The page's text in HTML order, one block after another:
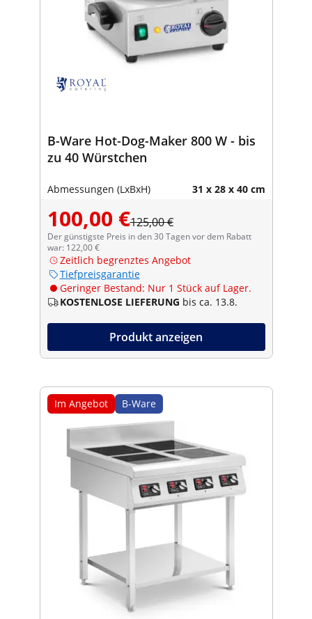
B-Ware Hot-Dog-Maker 800 W - bis
zu 40 Würstchen
Abmessungen (LxBxH) 31 x 28 x 40 cm
100,00 €125,00 €
Der günstigste Preis in den 30 Tagen vor dem Rabatt
war: 122,00 €
Zeitlich begrenztes Angebot
Tiefpreisgarantie
Geringer Bestand: Nur 1 Stück auf Lager.
KOSTENLOSE LIEFERUNG bis ca. 13.8.
Produkt anzeigen
Im Angebot B-Ware